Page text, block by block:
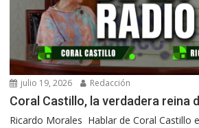
julio 19, 2026 Redacción
Coral Castillo, la verdadera reina
Ricardo Morales Hablar de Coral Castillo